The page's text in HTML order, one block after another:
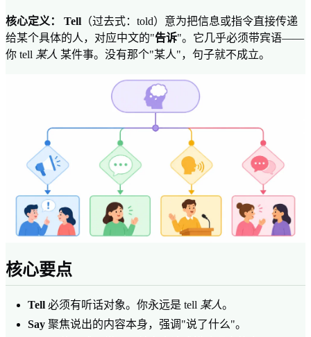
核心定义： Tell （过去式：told）意为把信息或指令直接传递
给某个具体的人，对应中文的"告诉"。它几乎必须带宾语——
你 tell 某人 某件事。没有那个"某人"，句子就不成立。
核心要点
Tell 必须有听话对象。你永远是 tell 某人。
Say 聚焦说出的内容本身，强调"说了什么"。